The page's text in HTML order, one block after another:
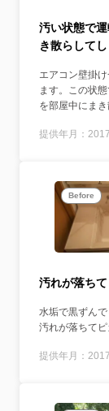
汚い状態で
き散らして
エアコン壁掛
ます。この状
を部屋中にまき
提供年月：
Before
汚れが落ち
水垢で黒ずん
汚れが落ちてピ
提供年月：